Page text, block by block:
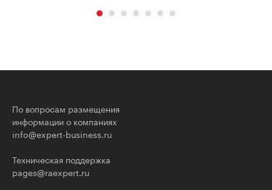
По вопросам размещения
информации о компаниях
info@expert-business.ru
Техническая поддержка
pages@raexpert.ru